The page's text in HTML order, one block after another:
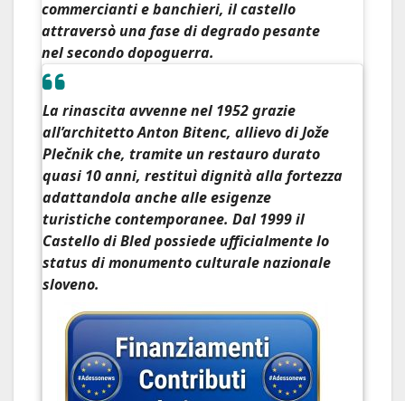
commercianti e banchieri, il castello
attraversò unafase di degradopesante
nel secondo dopoguerra.
La rinascita avvenne nel 1952 grazie
all’architettoAnton Bitenc, allievo di Jože
Plečnik che, tramite un restauro durato
quasi 10 anni, restituì dignità alla fortezza
adattandola anche alle esigenze
turistiche contemporanee. Dal 1999 il
Castello di Bled possiede ufficialmente lo
status dimonumento culturale nazionale
sloveno.